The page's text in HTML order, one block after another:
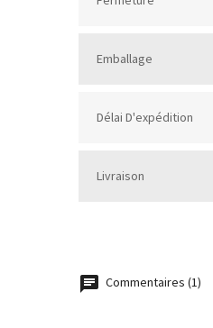
Emballage
Délai D'expédition
Livraison
Commentaires (1)